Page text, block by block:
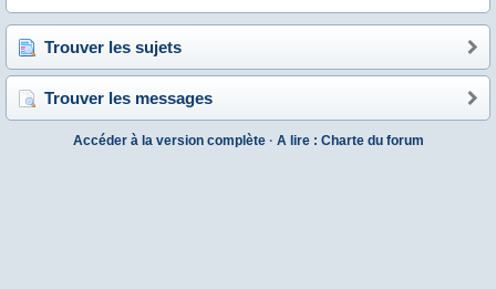
Trouver les sujets
Trouver les messages
Accéder à la version complète· A lire : Charte du forum